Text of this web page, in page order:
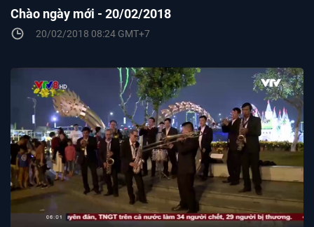
Chào ngày mới - 20/02/2018
20/02/2018 08:24 GMT+7